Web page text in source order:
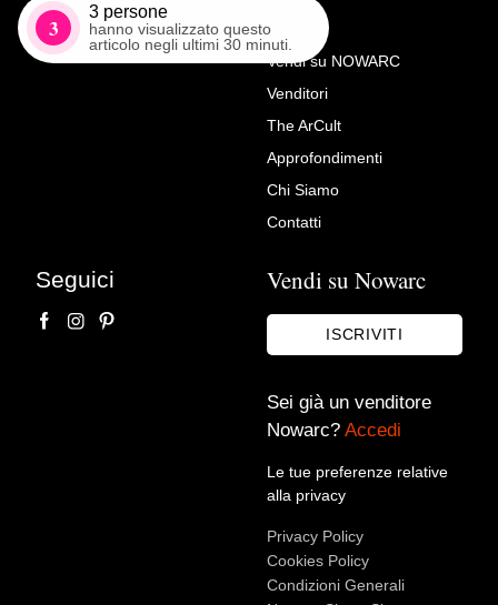
3
3 persone
hanno visualizzato questo
articolo negli ultimi 30 minuti.
Richiedi Maggiori Info su
Ritratto a figura intera di
Giacomo Pesenti, Carlo
Ceresa (San Giovanni Bianco
Antichità Castelbarco
Vendi su NOWARC
Venditori
The ArCult
Approfondimenti
Chi Siamo
Contatti
Seguici Vendi su Nowarc
ISCRIVITI
Sei già un venditore
Nowarc? Accedi
Le tue preferenze relative
alla privacy
Privacy Policy
Cookies Policy
Condizioni Generali